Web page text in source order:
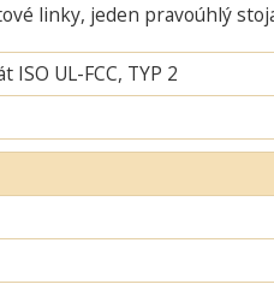
linky, jeden pravoúhlý
UL-FCC, TYP 2